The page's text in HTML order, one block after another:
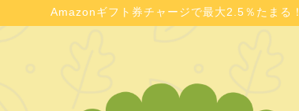
Amazonギフト券チャージで最大2.5％たまる！